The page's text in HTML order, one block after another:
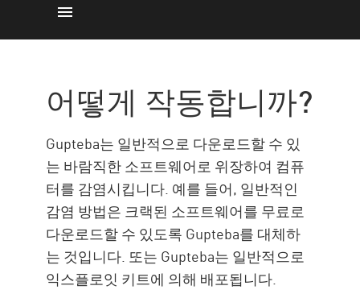
감염의 영향
보호하는 방법
Glupteba 멀웨어 보호 with 체크
포인트
어떻게 작동합니까?
Gupteba는 일반적으로 다운로드할 수 있
는 바람직한 소프트웨어로 위장하여 컴퓨
터를 감염시킵니다. 예를 들어, 일반적인
감염 방법은 크랙된 소프트웨어를 무료로
다운로드할 수 있도록 Gupteba를 대체하
는 것입니다. 또는 Gupteba는 일반적으로
익스플로잇 키트에 의해 배포됩니다.